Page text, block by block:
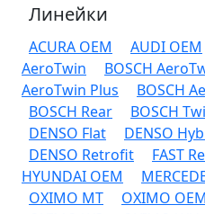
Линейки
ACURA OEM AUDI OEM
AeroTwin
BOSCH
AeroTwin Plus
BOSCH
BOSCH Rear
BOSCH
DENSO Flat
DENSO
DENSO Retrofit
FAST
HYUNDAI OEM
OXIMO MT
OXIMO OEM